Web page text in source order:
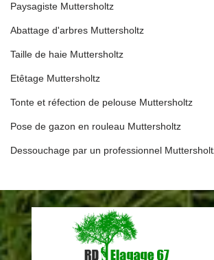
Paysagiste Muttersholtz
Abattage d'arbres Muttersholtz
Taille de haie Muttersholtz
Etêtage Muttersholtz
Tonte et réfection de pelouse Muttersholtz
Pose de gazon en rouleau Muttersholtz
Dessouchage par un professionnel